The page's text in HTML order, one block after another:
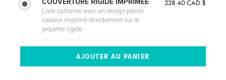
Livre cartonné avec un design pleine
couleur imprimé directement sur la
jaquette rigide
228.40 CAD $